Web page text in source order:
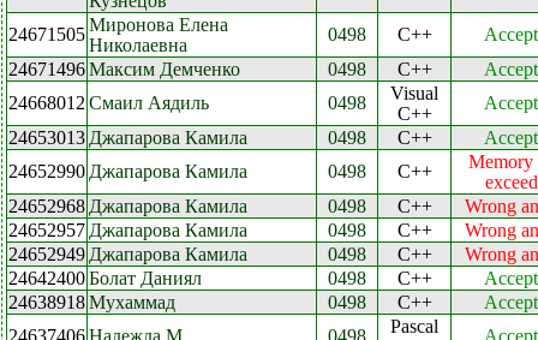
24671505Миронова Елена
Николаевна
0498 C++
24671496Максим Демченко 0498 C++
24668012 Смаил Аядиль 0498
Visual
C++
24653013 Джапарова Камила 0498 C++
24652990 Джапарова Камила 0498 C++
Memory
24652968 Джапарова Камила 0498 C++
Wrong
24652957 Джапарова Камила 0498 C++
Wrong
24652949 Джапарова Камила 0498 C++
Wrong
24642400Болат Даниял 0498 C++
24638918Мухаммад 0498 C++
24637406Надежда М 0498
Pascal